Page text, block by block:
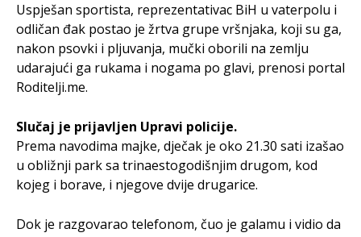
Uspješan sportista, reprezentativac BiH u vaterpolu i
odličan đak postao je žrtva grupe vršnjaka, koji su ga,
nakon psovki i pljuvanja, mučki oborili na zemlju
udarajući ga rukama i nogama po glavi, prenosi portal
Roditelji.me.
Slučaj je prijavljen Upravi policije.
Prema navodima majke, dječak je oko 21.30 sati izašao
u obližnji park sa trinaestogodišnjim drugom, kod
kojeg i borave, i njegove dvije drugarice.
Dok je razgovarao telefonom, čuo je galamu i vidio da